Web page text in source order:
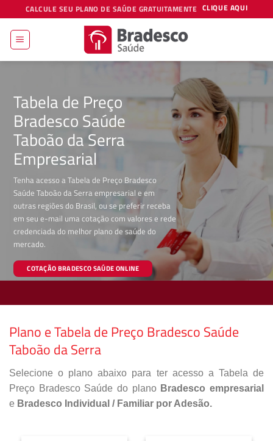
to
content
CALCULE SEU PLANO DE SAÚDE GRATUITAMENTE CLIQUE AQUI
Tabela de Preço
Bradesco Saúde
Taboão da Serra
Empresarial
Tenha acesso a Tabela de Preço Bradesco
Saúde Taboão da Serra empresarial e em
outras regiões do Brasil, ou se preferir receba
em seu e-mail uma cotação com valores e rede
credenciada do melhor plano de saúde do
mercado.
COTAÇÃO BRADESCO SAÚDE ONLINE
Plano e Tabela de Preço Bradesco Saúde
Taboão da Serra
Selecione o plano abaixo para ter acesso a Tabela de
Preço Bradesco Saúde do plano Bradesco empresarial
e Bradesco Individual / Familiar por Adesão.